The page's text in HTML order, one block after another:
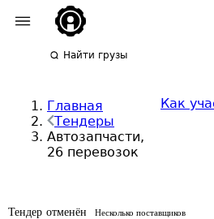
Найти грузы
Главная
Тендеры
Автозапчасти,
26 перевозок
Как
Тендер отменён Несколько поставщиков